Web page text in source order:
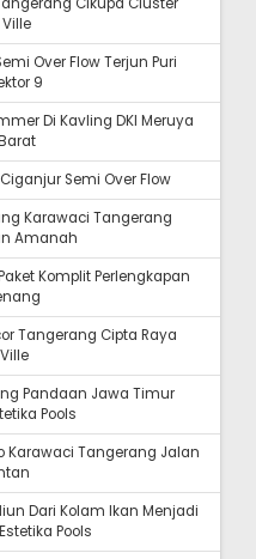
Over Flow Terjun Puri
9
Di Kavling DKI Meruya
Semi Over Flow
Karawaci Tangerang
Amanah
Komplit Perlengkapan
Tangerang Cipta Raya
Pandaan Jawa Timur
Pools
Karawaci Tangerang Jalan
Dari Kolam Ikan Menjadi
Pools